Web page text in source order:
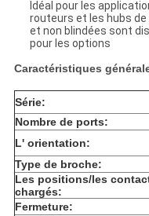
Idéal pour les
routeurs et les hubs
et non blindées sont
pour les options
Caractéristiques
Série:
Nombre de ports:
L' orientation:
Type de broche:
Les positions/les
chargés:
Fermeture: